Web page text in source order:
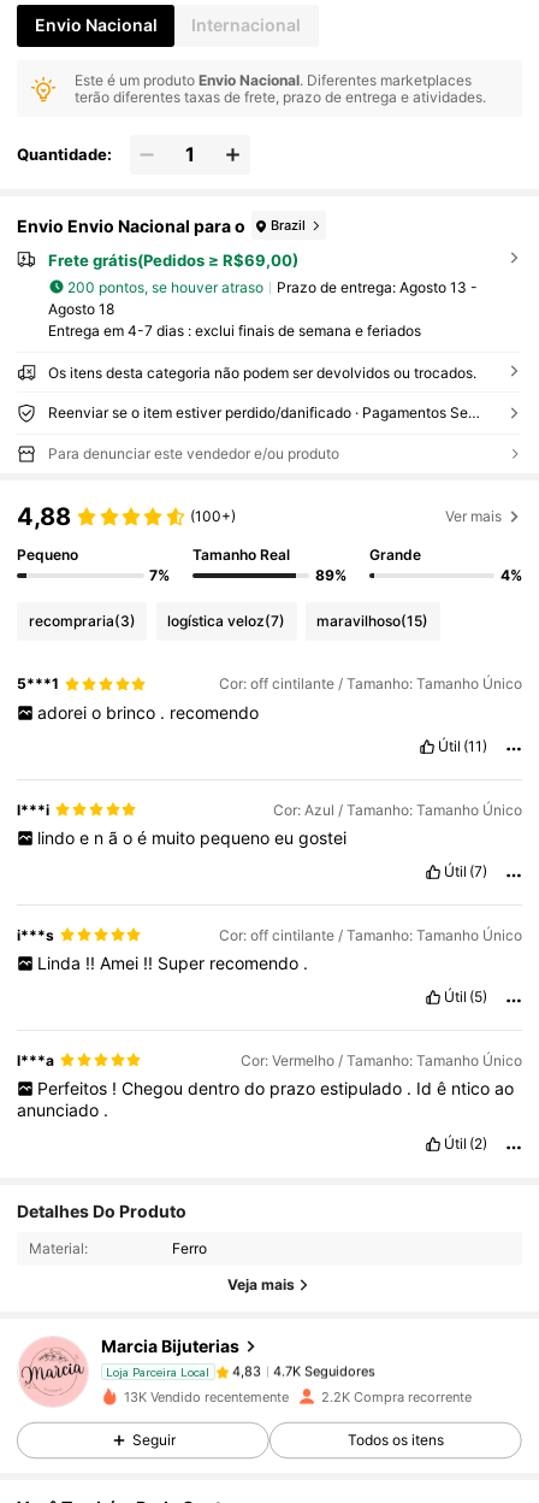
Envio Nacional Internacional
Este é um produtoEnvio Nacional. Diferentes marketplaces
terão diferentes taxas de frete, prazo de entrega e atividades.
Quantidade:
Envio Envio Nacional para o Brazil
Frete grátis(Pedidos ≥ R$69,00)
200 pontos, se houver atraso Prazo de entrega: Agosto 13 -
Agosto 18
Entrega em 4-7 dias : exclui finais de semana e feriados
Os itens desta categoria não podem ser devolvidos ou trocados.
Reenviar se o item estiver perdido/danificado · Pagamentos Seguros · Proteção de privacidade
Para denunciar este vendedor e/ou produto
4,88 (100+) Ver mais
Pequeno
7%
Tamanho Real
89%
Grande
4%
recompraria(3) logística veloz(7) maravilhoso(15)
5***1 Cor: off cintilante / Tamanho: Tamanho Único
adorei o brinco . recomendo
Útil (11)
l***i Cor: Azul / Tamanho: Tamanho Único
lindo e n ã o é muito pequeno eu gostei
Útil (7)
i***s Cor: off cintilante / Tamanho: Tamanho Único
Linda !! Amei !! Super recomendo .
Útil (5)
l***a Cor: Vermelho / Tamanho: Tamanho Único
Perfeitos ! Chegou dentro do prazo estipulado . Id ê ntico ao
anunciado .
Útil (2)
Detalhes Do Produto
Material: Ferro
Veja mais
Marcia Bijuterias
Loja Parceira Local
4,83
p***apago1 dia atrás
4,83 4.7K Seguidores
13K Vendido recentemente 2.2K Compra recorrente
Seguir Todos os itens